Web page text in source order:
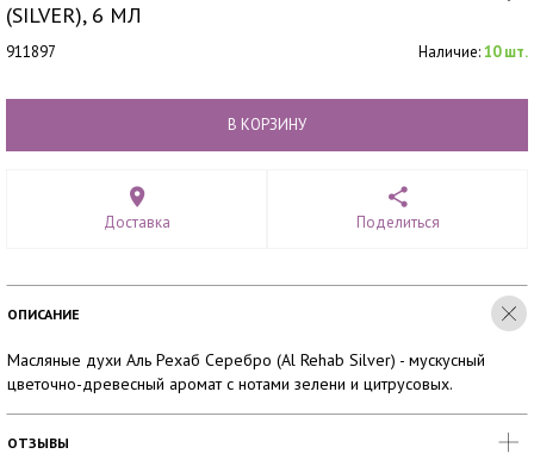
(SILVER), 6 МЛ
911897 Наличие:10 шт.
В КОРЗИНУ
Доставка Поделиться
ОПИСАНИЕ
Масляные духи Аль Рехаб Серебро (Al Rehab Silver) - мускусный
цветочно-древесный аромат с нотами зелени и цитрусовых.
ОТЗЫВЫ